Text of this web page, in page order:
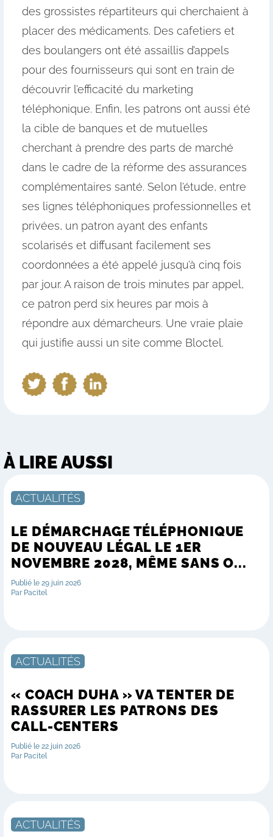
des grossistes répartiteurs qui cherchaient à
placer des médicaments. Des cafetiers et
des boulangers ont été assaillis d’appels
pour des fournisseurs qui sont en train de
découvrir l’efficacité du marketing
téléphonique. Enfin, les patrons ont aussi été
la cible de banques et de mutuelles
cherchant à prendre des parts de marché
dans le cadre de la réforme des assurances
complémentaires santé. Selon l’étude, entre
ses lignes téléphoniques professionnelles et
privées, un patron ayant des enfants
scolarisés et diffusant facilement ses
coordonnées a été appelé jusqu’à cinq fois
par jour. A raison de trois minutes par appel,
ce patron perd six heures par mois à
répondre aux démarcheurs. Une vraie plaie
qui justifie aussi un site comme Bloctel.
À LIRE AUSSI
ACTUALITÉS
LE DÉMARCHAGE TÉLÉPHONIQUE
DE NOUVEAU LÉGAL LE 1ER
NOVEMBRE 2028, MÊME SANS O...
Publié le 29 juin 2026
Par Pacitel
ACTUALITÉS
« COACH DUHA » VA TENTER DE
RASSURER LES PATRONS DES
CALL-CENTERS
Publié le 22 juin 2026
Par Pacitel
ACTUALITÉS